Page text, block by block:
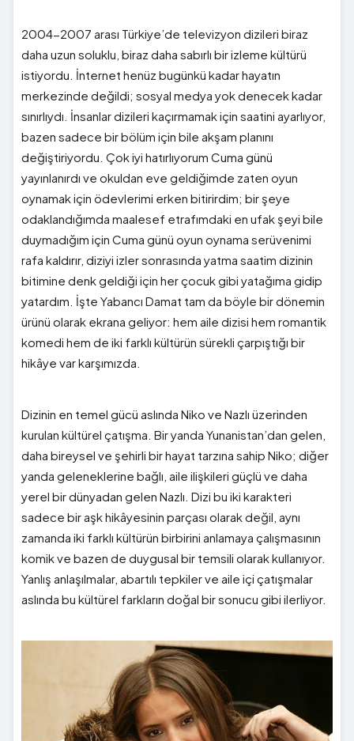
2004-2007 arası Türkiye’de televizyon dizileri biraz
daha uzun soluklu, biraz daha sabırlı bir izleme kültürü
istiyordu. İnternet henüz bugünkü kadar hayatın
merkezinde değildi; sosyal medya yok denecek kadar
sınırlıydı. İnsanlar dizileri kaçırmamak için saatini ayarlıyor,
bazen sadece bir bölüm için bile akşam planını
değiştiriyordu. Çok iyi hatırlıyorum Cuma günü
yayınlanırdı ve okuldan eve geldiğimde zaten oyun
oynamak için ödevlerimi erken bitirirdim; bir şeye
odaklandığımda maalesef etrafımdaki en ufak şeyi bile
duymadığım için Cuma günü oyun oynama serüvenimi
rafa kaldırır, diziyi izler sonrasında yatma saatim dizinin
bitimine denk geldiği için her çocuk gibi yatağıma gidip
yatardım. İşte Yabancı Damat tam da böyle bir dönemin
ürünü olarak ekrana geliyor: hem aile dizisi hem romantik
komedi hem de iki farklı kültürün sürekli çarpıştığı bir
hikâye var karşımızda.
Dizinin en temel gücü aslında Niko ve Nazlı üzerinden
kurulan kültürel çatışma. Bir yanda Yunanistan’dan gelen,
daha bireysel ve şehirli bir hayat tarzına sahip Niko; diğer
yanda geleneklerine bağlı, aile ilişkileri güçlü ve daha
yerel bir dünyadan gelen Nazlı. Dizi bu iki karakteri
sadece bir aşk hikâyesinin parçası olarak değil, aynı
zamanda iki farklı kültürün birbirini anlamaya çalışmasının
komik ve bazen de duygusal bir temsili olarak kullanıyor.
Yanlış anlaşılmalar, abartılı tepkiler ve aile içi çatışmalar
aslında bu kültürel farkların doğal bir sonucu gibi ilerliyor.